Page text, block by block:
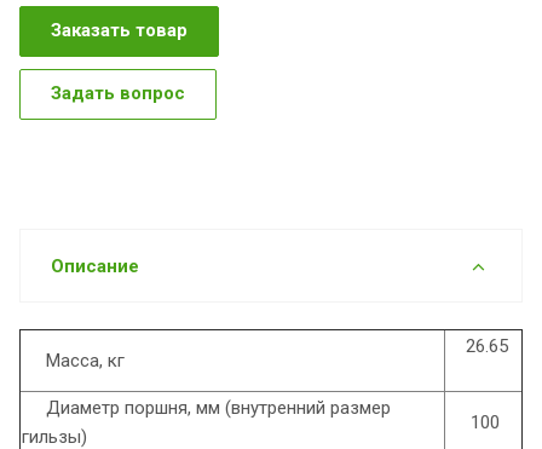
Заказать товар
Задать вопрос
Описание
Масса, кг
26.65
Диаметр поршня, мм (внутренний размер
гильзы)
100